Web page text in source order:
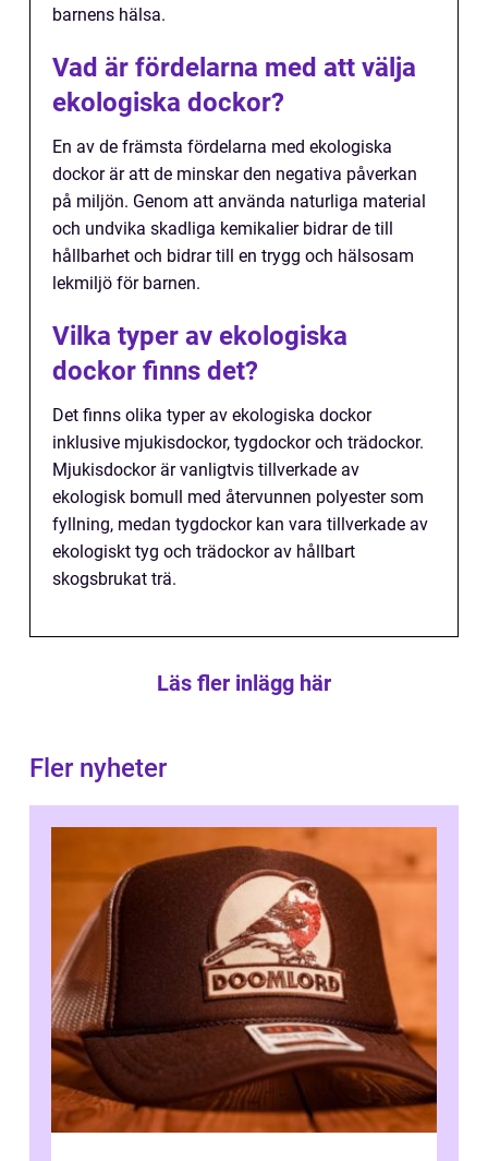
barnens hälsa.
Vad är fördelarna med att välja
ekologiska dockor?
En av de främsta fördelarna med ekologiska
dockor är att de minskar den negativa påverkan
på miljön. Genom att använda naturliga material
och undvika skadliga kemikalier bidrar de till
hållbarhet och bidrar till en trygg och hälsosam
lekmiljö för barnen.
Vilka typer av ekologiska
dockor finns det?
Det finns olika typer av ekologiska dockor
inklusive mjukisdockor, tygdockor och trädockor.
Mjukisdockor är vanligtvis tillverkade av
ekologisk bomull med återvunnen polyester som
fyllning, medan tygdockor kan vara tillverkade av
ekologiskt tyg och trädockor av hållbart
skogsbrukat trä.
Läs fler inlägg här
Fler nyheter